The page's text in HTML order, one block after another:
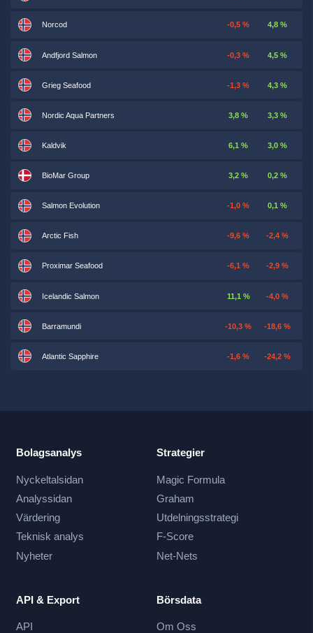
Norcod -0,5 % 4,8 %
Andfjord Salmon -0,3 % 4,5 %
Grieg Seafood -1,3 % 4,3 %
Nordic Aqua Partners 3,8 % 3,3 %
Kaldvik 6,1 % 3,0 %
BioMar Group 3,2 % 0,2 %
Salmon Evolution -1,0 % 0,1 %
Arctic Fish -9,6 % -2,4 %
Proximar Seafood -6,1 % -2,9 %
Icelandic Salmon 11,1 % -4,0 %
Barramundi -10,3 % -18,6 %
Atlantic Sapphire -1,6 % -24,2 %
Bolagsanalys
Nyckeltalsidan
Analyssidan
Värdering
Teknisk analys
Nyheter
Strategier
Magic Formula
Graham
Utdelningsstrategi
F-Score
Net-Nets
API & Export
API
Börsdata
Om Oss